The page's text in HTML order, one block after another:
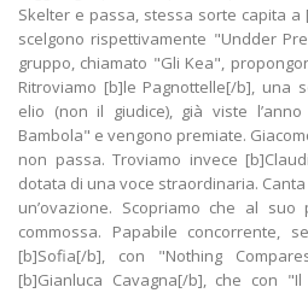
Skelter e passa, stessa sorte capita
scelgono rispettivamente "Undder
gruppo, chiamato "Gli Kea",
Ritroviamo [b]le Pagnottelle[/b], una
elio (non il giudice), già viste
Bambola" e vengono premiate.
non passa. Troviamo invece
dotata di una voce straordinaria.
un’ovazione. Scopriamo che al
commossa. Papabile concorrente,
[b]Sofia[/b], con "Nothing
[b]Gianluca Cavagna[/b], che con